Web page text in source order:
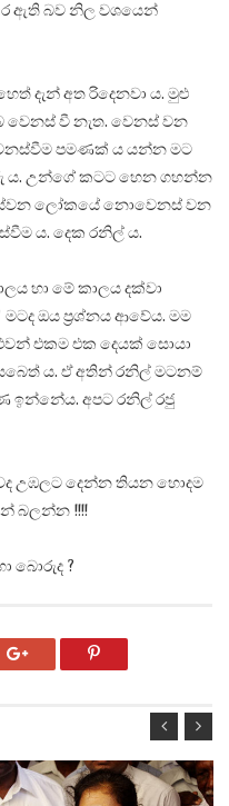
ඇති බව නිල වශයෙන්
දැන් අත රිදෙනවා ය. මුළු
වී නැත. වෙනස් වන
පමණක් ය යන්න මට
ය. උන්ගේ කටට හෙන ගහන්න
ලෝකයේ නොවෙනස් වන
ය. දෙක රනිල් ය.
හා මේ කාලය දක්වා
ඔය ප්‍රශ්නය ආවේය. මම
එකම එක දෙයක් සොයා
ය. ඒ අතින් රනිල් මටනම්
ඉන්නේය. අපට රනිල් රජු
උඹලට දෙන්න තියන හොදම
බලන්න !!!!
බොරුද ?